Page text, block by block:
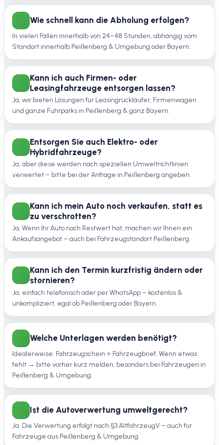
Wie schnell kann die Abholung erfolgen?
In vielen Fällen innerhalb von 24–48 Stunden, abhängig vom
Standort innerhalb Peißenberg & Umgebung oder Bayern.
Kann ich auch Firmen- oder
Leasingfahrzeuge entsorgen lassen?
Ja, wir bieten Lösungen für Leasingrückläufer, Firmenwagen
und ganze Fuhrparks in Peißenberg & ganz Bayern.
Entsorgen Sie auch Elektro- oder
Hybridfahrzeuge?
Ja, aber diese werden nach speziellen Umweltrichtlinien
verwertet – bitte bei der Anfrage in Peißenberg angeben.
Kann ich mein Auto noch verkaufen, statt es
zu verschrotten?
Ja. Wenn Ihr Auto noch Restwert hat, machen wir Ihnen ein
Ankaufsangebot – auch bei Fahrzeugstandort Peißenberg.
Kann ich den Termin kurzfristig ändern oder
stornieren?
Ja, einfach telefonisch oder per WhatsApp – kostenlos &
unkompliziert, egal ob Peißenberg oder Bayern.
Welche Unterlagen werden benötigt?
Idealerweise: Fahrzeugschein + Fahrzeugbrief. Wenn etwas
fehlt → bitte vorher kurz melden, besonders bei Fahrzeugen in
Peißenberg & Umgebung.
Ist die Autoverwertung umweltgerecht?
Ja. Die Verwertung erfolgt nach §3 AltfahrzeugV – auch für
Fahrzeuge aus Peißenberg & Umgebung.